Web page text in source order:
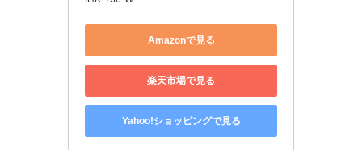
Amazonで見る
楽天市場で見る
Yahoo!ショッピングで見る